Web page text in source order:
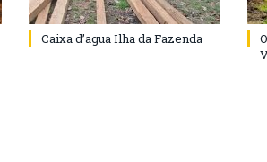
Caixa d’agua Ilha da Fazenda